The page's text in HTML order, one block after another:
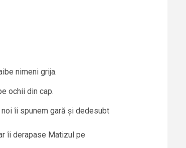
nimeni grija.
ochii din cap.
îi spunem gară și dedesubt
îi derapase Matizul pe